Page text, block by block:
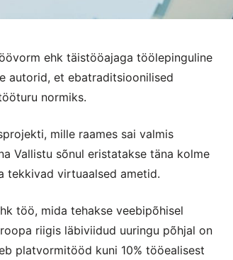
ehk täistööajaga töölepinguline
autorid, et ebatraditsioonilised
normiks.
mille raames sai valmis
Vallistu sõnul eristatakse täna kolme
tekkivad virtuaalsed ametid.
töö, mida tehakse veebipõhisel
riigis läbiviidud uuringu põhjal on
platvormitööd kuni 10% tööealisest